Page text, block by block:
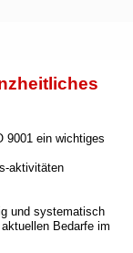
9001 ein wichtiges
aktivitäten
und systematisch
Bedarfe im